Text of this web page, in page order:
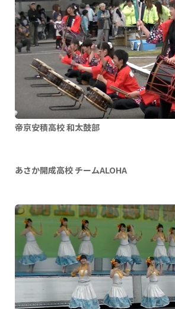
帝京安積高校 和太鼓部
あさか開成高校 チームALOHA